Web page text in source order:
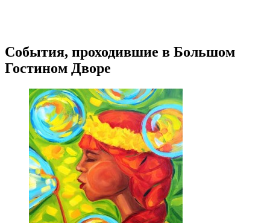
События, проходившие в Большом
Гостином Дворе